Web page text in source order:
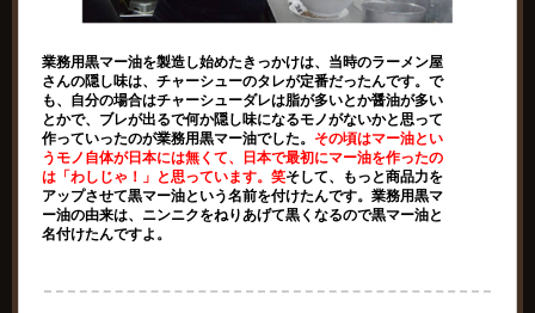
業務用黒マー油を製造し始めたきっかけは、当時のラーメン屋
さんの隠し味は、チャーシューのタレが定番だったんです。で
も、自分の場合はチャーシューダレは脂が多いとか醤油が多い
とかで、ブレが出るで何か隠し味になるモノがないかと思って
作っていったのが業務用黒マー油でした。 その頃はマー油とい
うモノ自体が日本には無くて、日本で最初にマー油を作ったの
は「わしじゃ！」と思っています。笑そして、もっと商品力を
アップさせて黒マー油という名前を付けたんです。業務用黒マ
ー油の由来は、ニンニクをねりあげて黒くなるので黒マー油と
名付けたんですよ。